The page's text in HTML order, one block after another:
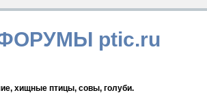
ФОРУМЫ ptic.ru
хищные птицы, совы, голуби.